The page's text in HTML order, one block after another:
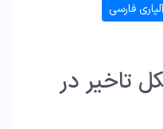
فارسی
مشکل تاخیر در